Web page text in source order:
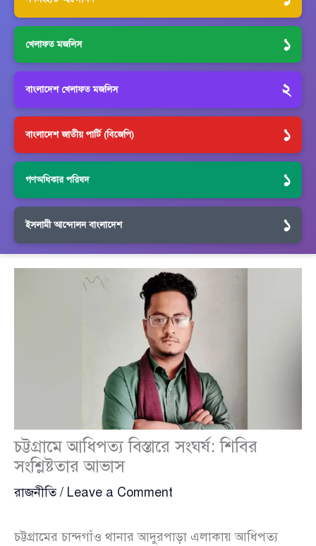
খেলাফত মজলিস ১
বাংলাদেশ খেলাফত মজলিস ২
বাংলাদেশ জাতীয় পার্টি (বিজেপি) ১
গণঅধিকার পরিষদ ১
ইসলামী আন্দোলন বাংলাদেশ ১
চট্টগ্রামে আধিপত্য বিস্তারে সংঘর্ষ: শিবির
সংশ্লিষ্টতার আভাস
রাজনীতি/ Leave a Comment
চট্টগ্রামের চান্দগাঁও থানার আদুরপাড়া এলাকায় আধিপত্য